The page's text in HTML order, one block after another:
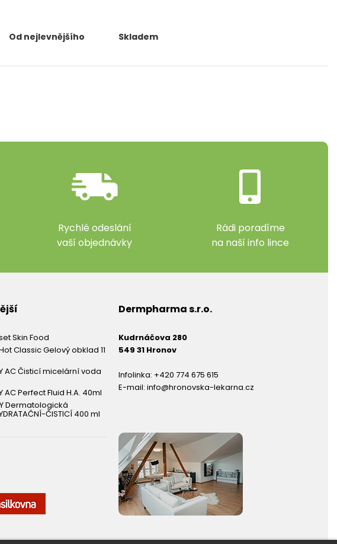
Od nejlevnějšího Skladem
Rychlé odeslání
vaší objednávky
Rádi poradíme
na naší info lince
Skin Food
Classic Gelový obklad 11
AC Čisticí micelární voda
AC Perfect Fluid H.A. 40ml
Dermatologická
ČISTICÍ 400 ml
Dermpharma s.r.o.
Kudrnáčova 280
549 31 Hronov
Infolinka: +420 774 675 615
E-mail: info@hronovska-lekarna.cz